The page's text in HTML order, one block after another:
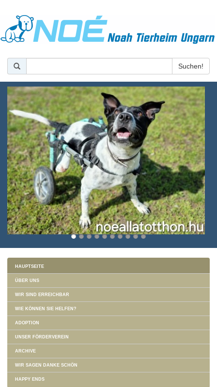
HAUPTSEITE
ÜBER UNS
WIR SIND ERREICHBAR
WIE KÖNNEN SIE HELFEN?
ADOPTION
UNSER FÖRDERVEREIN
ARCHIVE
WIR SAGEN DANKE SCHÖN
HAPPY ENDS